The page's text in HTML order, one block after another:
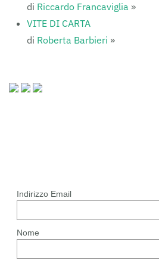
di Riccardo Francaviglia »
VITE DI CARTA
di Roberta Barbieri »
Indirizzo Email
Nome